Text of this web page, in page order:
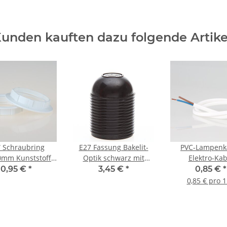
kauften dazu folgende
Schraubring
Kunststoff
für Kunststoff
0,95 € *
E27 Fassung Bakelit-
Optik schwarz mit
Außengewinde M10x1
3,45 € *
PVC-
Elektro-
Stromkabel
weiß 2-
0,85 € *
0,85 € pro